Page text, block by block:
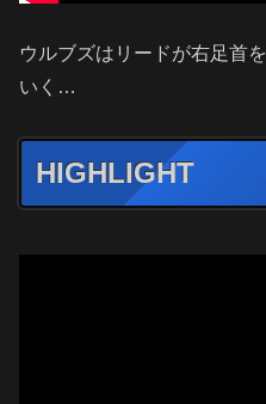
ウルブズはリードが右足首
いく…
HIGHLIGHT